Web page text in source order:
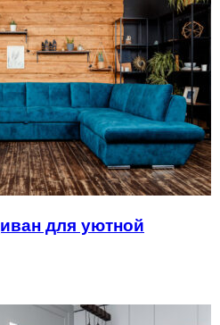
для уютной